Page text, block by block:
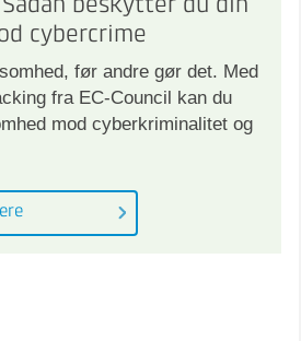
beskytter du din
cybercrime
før andre gør det. Med
fra EC-Council kan du
mod cyberkriminalitet og